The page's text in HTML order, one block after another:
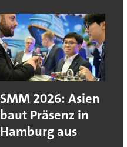
SMM 2026: Asien
baut Präsenz in
Hamburg aus